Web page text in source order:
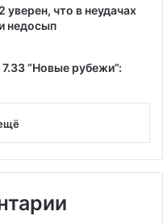
что в неудачах
недосып
“Новые рубежи”: